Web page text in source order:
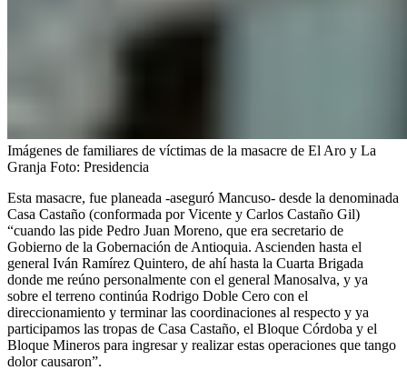
Imágenes de familiares de víctimas de la masacre de El Aro y La
Granja Foto: Presidencia
Esta masacre, fue planeada -aseguró Mancuso- desde la denominada
Casa Castaño (conformada por Vicente y Carlos Castaño Gil)
“cuando las pide Pedro Juan Moreno, que era secretario de
Gobierno de la Gobernación de Antioquia. Ascienden hasta el
general Iván Ramírez Quintero, de ahí hasta la Cuarta Brigada
donde me reúno personalmente con el general Manosalva, y ya
sobre el terreno continúa Rodrigo Doble Cero con el
direccionamiento y terminar las coordinaciones al respecto y ya
participamos las tropas de Casa Castaño, el Bloque Córdoba y el
Bloque Mineros para ingresar y realizar estas operaciones que tango
dolor causaron”.